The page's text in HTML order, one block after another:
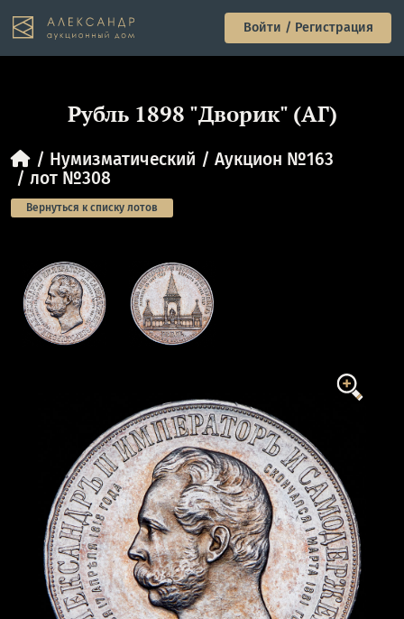
Войти / Регистрация
Рубль 1898 "Дворик" (АГ)
Нумизматический
Аукцион №163
лот №308
Вернуться к списку лотов